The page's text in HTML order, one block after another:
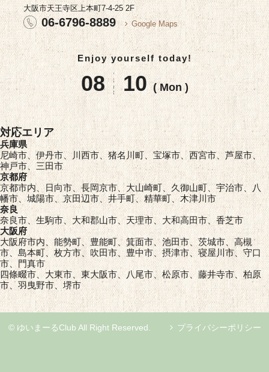
大阪市天王寺区上本町7-4-25 2F
06-6796-8889 Google Maps
Enjoy yourself today!
08 10 ( Mon )
対応エリア
兵庫県
尼崎市、伊丹市、川西市、猪名川町、宝塚市、西宮市、芦屋市、
神戸市、三田市
京都府
京都市内、日向市、長岡京市、大山崎町、久御山町、宇治市、八
幡市、城陽市、京田辺市、井手町、精華町、木津川市
奈良
奈良市、生駒市、大和郡山市、天理市、大和高田市、香芝市
大阪府
大阪府市内、能勢町、豊能町、箕面市、池田市、茨城市、高槻
市、島本町、枚方市、吹田市、豊中市、摂津市、寝屋川市、守口
市、門真市
四條畷市、大東市、東大阪市、八尾市、松原市、藤井寺市、柏原
市、羽曳野市、堺市
© ゆいまーるClub All Right Reserved. プライバシーポリシー